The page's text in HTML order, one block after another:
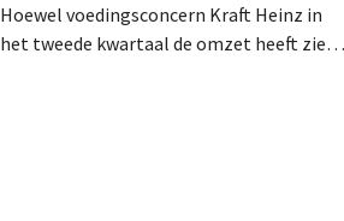
Hoewel voedingsconcern Kraft Heinz in
het tweede kwartaal de omzet heeft zien